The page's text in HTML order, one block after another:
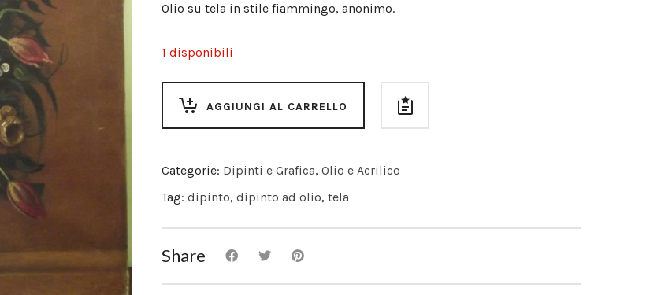
Olio su tela in stile fiammingo, anonimo.
1 disponibili
AGGIUNGI AL CARRELLO
Categorie: Dipinti e Grafica, Olio e Acrilico
Tag: dipinto, dipinto ad olio, tela
Share